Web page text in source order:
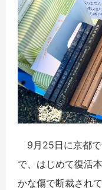
9月 25日に京都
で、はじめて復活
かな傷で断裁され